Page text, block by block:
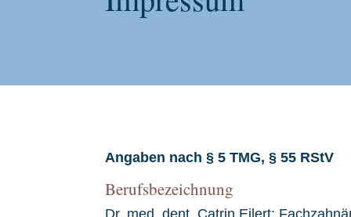
Angaben nach § 5 TMG, § 55 RStV
Berufsbezeichnung
Dr. med. dent. Catrin Eilert: